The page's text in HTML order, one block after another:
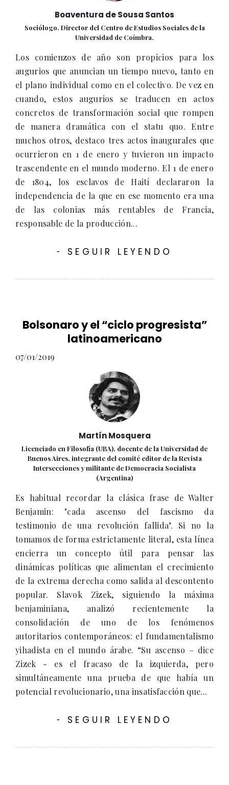
Boaventura de Sousa Santos
Sociólogo. Director del Centro de Estudios Sociales de la
Universidad de Coímbra.
Los comienzos de año son propicios para los
augurios que anuncian un tiempo nuevo, tanto en
el plano individual como en el colectivo. De vez en
cuando, estos augurios se traducen en actos
concretos de transformación social que rompen
de manera dramática con el statu quo. Entre
muchos otros, destaco tres actos inaugurales que
ocurrieron en 1 de enero y tuvieron un impacto
trascendente en el mundo moderno. El 1 de enero
de 1804, los esclavos de Haití declararon la
independencia de la que en ese momento era una
de las colonias más rentables de Francia,
responsable de la producción...
- SEGUIR LEYENDO
Bolsonaro y el “ciclo progresista”
latinoamericano
07/01/2019
Martín Mosquera
Licenciado en Filosofía (UBA), docente de la Universidad de
Buenos Aires, integrante del comité editor de la Revista
Intersecciones y militante de Democracia Socialista
(Argentina)
Es habitual recordar la clásica frase de Walter
Benjamin: "cada ascenso del fascismo da
testimonio de una revolución fallida". Si no la
tomamos de forma estrictamente literal, esta línea
encierra un concepto útil para pensar las
dinámicas políticas que alimentan el crecimiento
de la extrema derecha como salida al descontento
popular. Slavok Zizek, siguiendo la máxima
benjaminiana, analizó recientemente la
consolidación de uno de los fenómenos
autoritarios contemporáneos: el fundamentalismo
yihadista en el mundo árabe. “Su ascenso – dice
Zizek - es el fracaso de la izquierda, pero
simultáneamente una prueba de que había un
potencial revolucionario, una insatisfacción que...
- SEGUIR LEYENDO